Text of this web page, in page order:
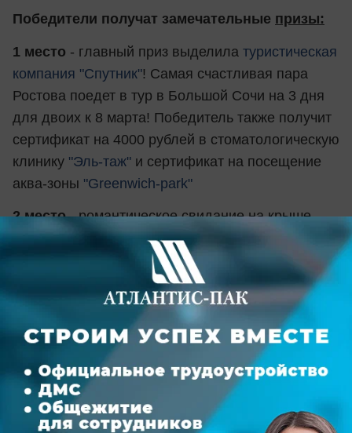
Победители получат замечательные призы:
1 место - главный приз выделила туристическая
компания "Спутник"! Самая счастливая пара
Ростова поедет в тур в Большой Сочи на 3 дня
для двоих к 8 марта! Победитель также получит
сертификат на 4000 рублей в стоматологическую
клинику "Эль-таж" и сертификат на посещение
аква-зоны "Greenwich-park"
2 место- романтическое свидание на крыше
отАгентства оригинальных свиданий
"Рандеву", сертификат на 2000 рублей в
стоматологическую клинику"Эль-таж"
сертификат на посещение аква-зоны"Greenwich-
park"
- ужин со второй половинкой от
Kitchen "Sonm", сертификат на 1000 рублей в
стоматологическую клинику "
Эль-
таж", сертификат на посещение аква-